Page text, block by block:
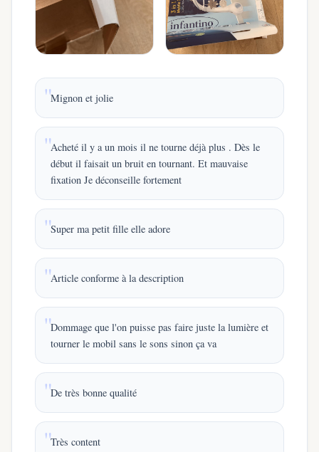
Mignon et jolie
Acheté il y a un mois il ne tourne déjà plus . Dès le
début il faisait un bruit en tournant. Et mauvaise
fixation Je déconseille fortement
Super ma petit fille elle adore
Article conforme à la description
Dommage que l'on puisse pas faire juste la lumière et
tourner le mobil sans le sons sinon ça va
De très bonne qualité
Très content